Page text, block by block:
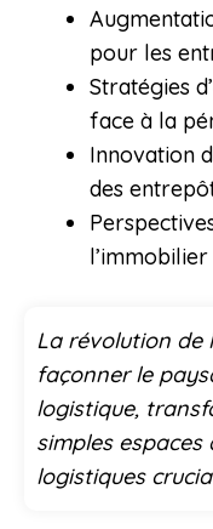
pour les
Stratégies
face à la
Innovation
des
La révolution de
façonner le
logistique,
simples
logistiques